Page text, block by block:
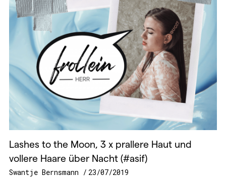
Lashes to the Moon, 3 x prallere Haut und
vollere Haare über Nacht (#asif)
Swantje Bernsmann 23/07/2019